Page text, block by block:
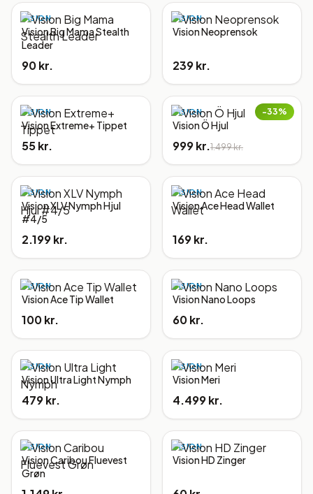
VISION
Vision Big Mama Stealth
Leader
90 kr.
VISION
Vision Neoprensok
239 kr.
VISION
Vision Extreme+ Tippet
55 kr.
−33%
VISION
Vision Ö Hjul
999 kr.1.499 kr.
VISION
Vision XLV Nymph Hjul
#4/5
2.199 kr.
VISION
Vision Ace Head Wallet
169 kr.
VISION
Vision Ace Tip Wallet
100 kr.
VISION
Vision Nano Loops
60 kr.
VISION
Vision Ultra Light Nymph
479 kr.
VISION
Vision Meri
4.499 kr.
VISION
Vision Caribou Fluevest
Grøn
VISION
Vision HD Zinger